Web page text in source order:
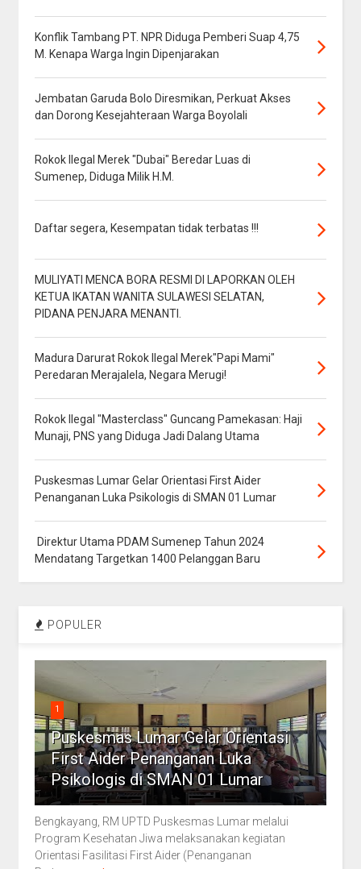
Konflik Tambang PT. NPR Diduga Pemberi Suap 4,75
M. Kenapa Warga Ingin Dipenjarakan
Jembatan Garuda Bolo Diresmikan, Perkuat Akses
dan Dorong Kesejahteraan Warga Boyolali
Rokok Ilegal Merek "Dubai" Beredar Luas di
Sumenep, Diduga Milik H.M.
Daftar segera, Kesempatan tidak terbatas !!!
MULIYATI MENCA BORA RESMI DI LAPORKAN OLEH
KETUA IKATAN WANITA SULAWESI SELATAN,
PIDANA PENJARA MENANTI.
Madura Darurat Rokok Ilegal Merek"Papi Mami"
Peredaran Merajalela, Negara Merugi!
Rokok Ilegal "Masterclass" Guncang Pamekasan: Haji
Munaji, PNS yang Diduga Jadi Dalang Utama
Puskesmas Lumar Gelar Orientasi First Aider
Penanganan Luka Psikologis di SMAN 01 Lumar
Direktur Utama PDAM Sumenep Tahun 2024
Mendatang Targetkan 1400 Pelanggan Baru
POPULER
1
Puskesmas Lumar Gelar Orientasi
First Aider Penanganan Luka
Psikologis di SMAN 01 Lumar
Bengkayang, RM UPTD Puskesmas Lumar melalui
Program Kesehatan Jiwa melaksanakan kegiatan
Orientasi Fasilitasi First Aider (Penanganan